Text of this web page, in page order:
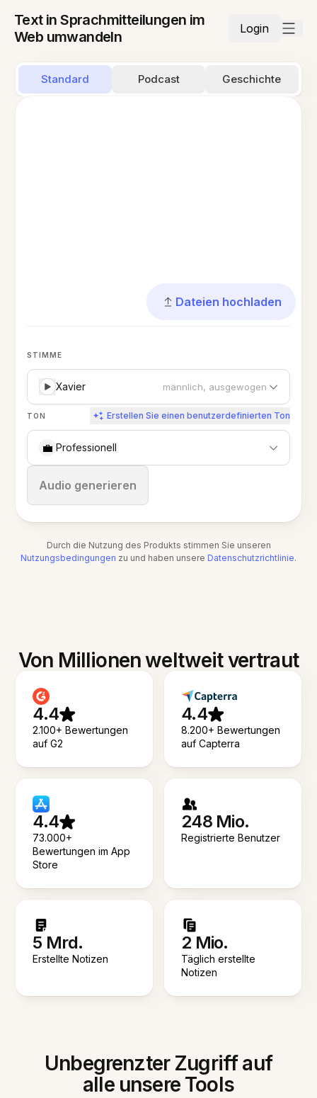
Text in Sprachmitteilungen im
Web umwandeln
Login
Standard Podcast Geschichte
Dateien hochladen
STIMME
Xavier männlich, ausgewogen
TON Erstellen Sie einen benutzerdefinierten Ton
💼 Professionell
Audio generieren
Stoppen
Durch die Nutzung des Produkts stimmen Sie unseren
Nutzungsbedingungen zu und haben unsere Datenschutzrichtlinie.
Von Millionen weltweit vertraut
4.4
2.100+ Bewertungen
auf G2
4.4
8.200+ Bewertungen
auf Capterra
4.4
73.000+
Bewertungen im App
Store
248 Mio.
Registrierte Benutzer
5 Mrd.
Erstellte Notizen
2 Mio.
Täglich erstellte
Notizen
Unbegrenzter Zugriff auf
alle unsere Tools